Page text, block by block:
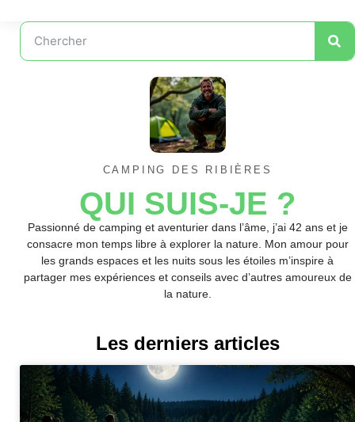
CAMPING DES RIBIÈRES
QUI SUIS-JE ?
Passionné de camping et aventurier dans l’âme, j’ai 42 ans et je
consacre mon temps libre à explorer la nature. Mon amour pour
les grands espaces et les nuits sous les étoiles m’inspire à
partager mes expériences et conseils avec d’autres amoureux de
la nature.
Les derniers articles